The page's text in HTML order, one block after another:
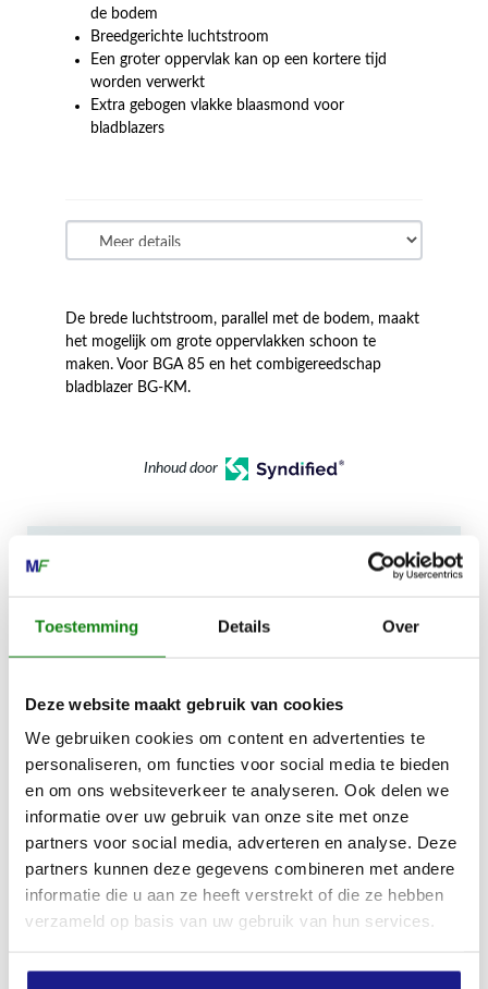
Toestemming Details Over
Deze website maakt gebruik van cookies
We gebruiken cookies om content en advertenties te
personaliseren, om functies voor social media te bieden
en om ons websiteverkeer te analyseren. Ook delen we
informatie over uw gebruik van onze site met onze
partners voor social media, adverteren en analyse. Deze
partners kunnen deze gegevens combineren met andere
informatie die u aan ze heeft verstrekt of die ze hebben
verzameld op basis van uw gebruik van hun services.
de bodem
Breedgerichte luchtstroom
Een groter oppervlak kan op een kortere tijd
worden verwerkt
Extra gebogen vlakke blaasmond voor
bladblazers
De brede luchtstroom, parallel met de bodem, maakt
het mogelijk om grote oppervlakken schoon te
maken. Voor BGA 85 en het combigereedschap
bladblazer BG-KM.
Inhoud door
0517-396800
info@mechanisatiefraneker.nl
Bij storing:
06-83139573
OPENINGSTIJDEN